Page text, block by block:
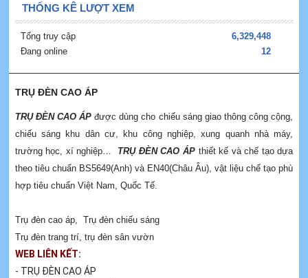
THỐNG KÊ LƯỢT XEM
Tổng truy cập
6,329,448
Đang online
12
TRỤ ĐÈN CAO ÁP
TRỤ ĐÈN CAO ÁP được dùng cho chiếu sáng giao thông công cộng,
chiếu sáng khu dân cư, khu công nghiệp, xung quanh nhà máy,
trường học, xí nghiệp… TRỤ ĐÈN CAO ÁP thiết kế và chế tạo dựa
theo tiêu chuẩn BS5649(Anh) và EN40(Châu Âu), vật liệu chế tạo phù
hợp tiêu chuẩn Việt Nam, Quốc Tế.
Trụ đèn cao áp, Trụ đèn chiếu sáng
Trụ đèn trang trí, trụ đèn sân vườn
WEB LIÊN KẾT:
- TRỤ ĐÈN CAO ÁP